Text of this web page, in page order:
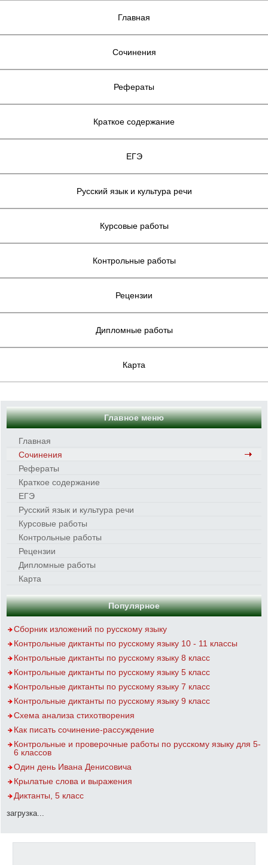
Главная
Сочинения
Рефераты
Краткое содержание
ЕГЭ
Русский язык и культура речи
Курсовые работы
Контрольные работы
Рецензии
Дипломные работы
Карта
Главное меню
Главная
Сочинения
Рефераты
Краткое содержание
ЕГЭ
Русский язык и культура речи
Курсовые работы
Контрольные работы
Рецензии
Дипломные работы
Карта
Популярное
Сборник изложений по русскому языку
Контрольные диктанты по русскому языку 10 - 11 классы
Контрольные диктанты по русскому языку 8 класс
Контрольные диктанты по русскому языку 5 класс
Контрольные диктанты по русскому языку 7 класс
Контрольные диктанты по русскому языку 9 класс
Схема анализа стихотворения
Как писать сочинение-рассуждение
Контрольные и проверочные работы по русскому языку для 5-
6 классов
Один день Ивана Денисовича
Крылатые слова и выражения
Диктанты, 5 класс
загрузка...